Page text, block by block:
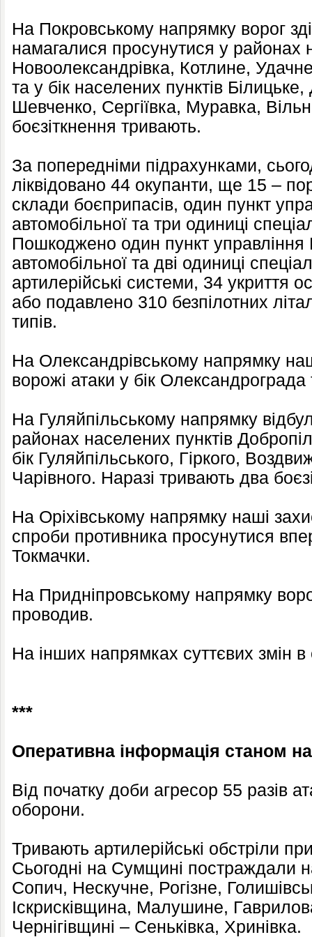
На Покровському напрямку ворог
намагалися просунутися у районах
Новоолександрівка, Котлине,
та у бік населених пунктів
Шевченко, Сергіївка, Муравка,
боєзіткнення тривають.
За попередніми підрахунками,
ліквідовано 44 окупанти, ще 15 –
склади боєприпасів, один пункт
автомобільної та три одиниці
Пошкоджено один пункт
автомобільної та дві одиниці
артилерійські системи, 34 укриття
або подавлено 310 безпілотних
типів.
На Олександрівському напрямку
ворожі атаки у бік
На Гуляйпільському напрямку
районах населених пунктів
бік Гуляйпільського, Гіркого,
Чарівного. Наразі тривають два
На Оріхівському напрямку наші
спроби противника просунутися
Токмачки.
На Придніпровському напрямку
проводив.
На інших напрямках суттєвих змін в
***
Оперативна інформація станом
Від початку доби агресор 55 разів
оборони.
Тривають артилерійські обстріли
Сьогодні на Сумщині постраждали
Сопич, Нескучне, Рогізне,
Іскрисківщина, Малушине,
Чернігівщині – Сеньківка, Хринівка.